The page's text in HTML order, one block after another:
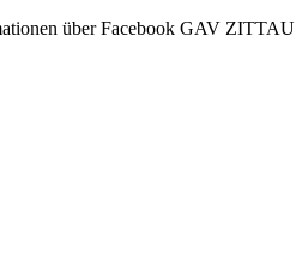
über Facebook GAV ZITTAU